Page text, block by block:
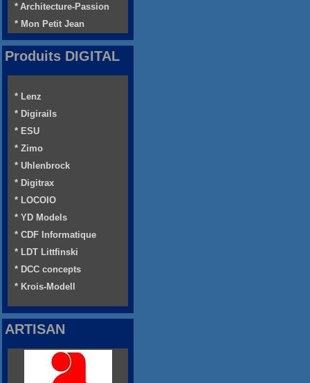
* Architecture-Passion
* Mon Petit Jean
Produits DIGITAL
* Lenz
* Digirails
* ESU
* Zimo
* Uhlenbrock
* Digitrax
* LOCOIO
* YD Models
* CDF Informatique
* LDT Littfinski
* DCC concepts
* Krois-Modell
ARTISAN